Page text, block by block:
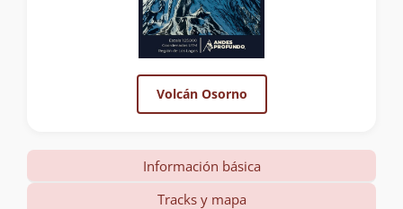
Volcán Osorno
Información básica
Tracks y mapa